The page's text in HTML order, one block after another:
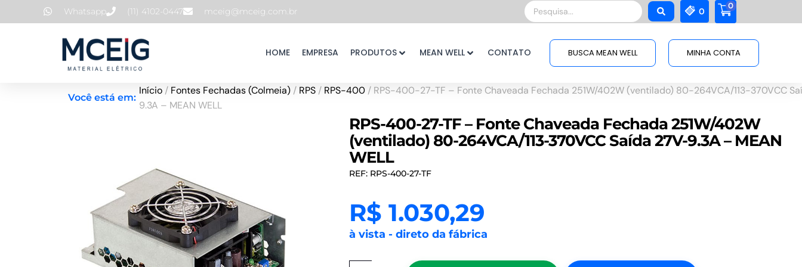
para
Whatsapp (11) 4102-0447 mceig@mceig.com.br
Pesquisar
...
0
0
HOME EMPRESA PRODUTOS MEAN WELL CONTATO BUSCA MEAN WELL MINHA CONTA
Você está em:
Início / Fontes Fechadas (Colmeia) / RPS / RPS-400 / RPS-400-27-TF – Fonte Chaveada Fechada 251W/402W (ventilado) 80-264VCA/113-370VCC
9.3A – MEAN WELL
RPS-400-27-TF – Fonte Chaveada Fechada 251W/402W
(ventilado) 80-264VCA/113-370VCC Saída 27V-9.3A – MEAN
WELL
REF: RPS-400-27-TF
R$ 1.030,29
à vista - direto da fábrica